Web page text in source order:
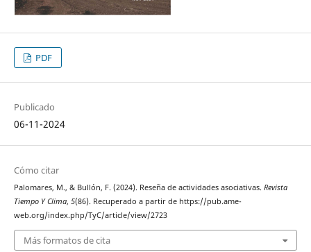
PDF
Publicado
06-11-2024
Cómo citar
Palomares, M., & Bullón, F. (2024). Reseña de actividades asociativas. Revista
Tiempo Y Clima, 5(86). Recuperado a partir de https://pub.ame-
web.org/index.php/TyC/article/view/2723
Más formatos de cita